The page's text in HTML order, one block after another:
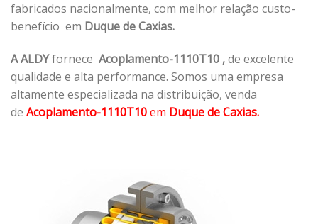
fabricados nacionalmente, com melhor relação custo-
benefício em Duque de Caxias.
A ALDYfornece Acoplamento-1110T10 ,de excelente
qualidade e alta performance. Somos uma empresa
altamente especializada na distribuição, venda
de Acoplamento-1110T10em Duque de Caxias.